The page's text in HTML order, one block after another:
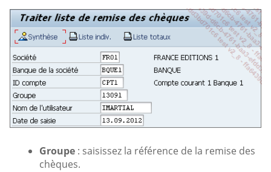
Groupe : saisissez la référence de la remise des
chèques.